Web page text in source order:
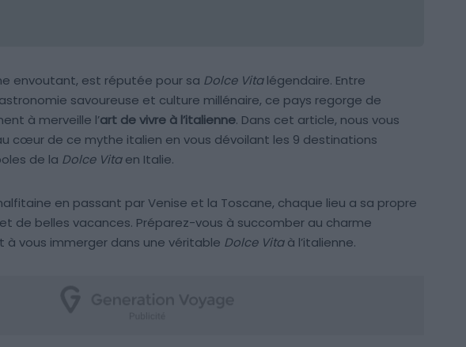
envoutant, est réputée pour sa Dolce Vitalégendaire. Entre
savoureuse et culture millénaire, ce pays regorge de
à merveille l’art de vivre à l’italienne. Dans cet article, nous vous
cœur de ce mythe italien en vous dévoilant les 9 destinations
de la Dolce Vitaen Italie.
en passant par Venise et la Toscane, chaque lieu a sa propre
de belles vacances. Préparez-vous à succomber au charme
à vous immerger dans une véritable Dolce Vitaà l’italienne.